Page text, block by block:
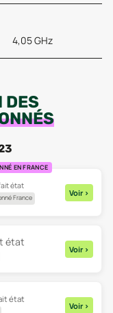
4,05 GHz
DES
EN FRANCE
état
France Voir >
état
Voir >
état
Voir >